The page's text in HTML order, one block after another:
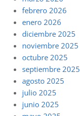
febrero 2026
enero 2026
diciembre 2025
noviembre 2025
octubre 2025
septiembre 2025
agosto 2025
julio 2025
junio 2025